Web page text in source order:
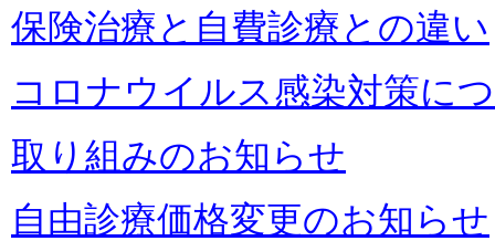
保険治療と自費診療との違い
コロナウイルス感染対策に
取り組みのお知らせ
自由診療価格変更のお知らせ